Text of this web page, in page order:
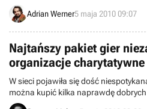
Starkillera.
Adrian Werner5 maja 2010 09:07
Najtańszy pakiet gier
organizacje charytatywne
W sieci pojawiła się dość
można kupić kilka naprawdę
jednocześnie wesprzeć dwie